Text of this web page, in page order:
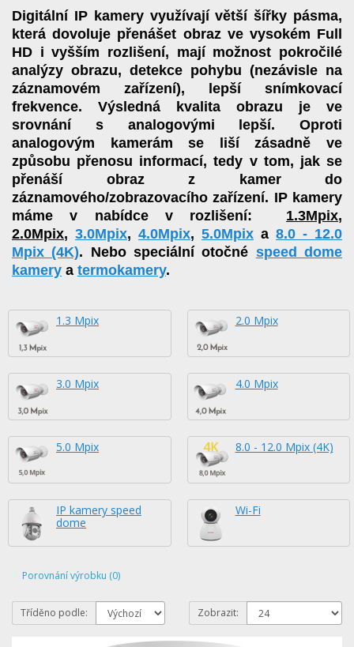
Digitální IP kamery využívají větší šířky pásma,
která dovoluje přenášet obraz ve vysokém Full
HD i vyšším rozlišení, mají možnost pokročilé
analýzy obrazu, detekce pohybu (nezávisle na
záznamovém zařízení), lepší snímkovací
frekvence. Výsledná kvalita obrazu je ve
srovnání s analogovými lepší. Oproti
analogovým kamerám se liší zásadně ve
způsobu přenosu informací, tedy v tom, jak se
přenáší obraz z kamer do
záznamového/zobrazovacího zařízení. IP kamery
máme v nabídce v rozlišení:
1.3Mpix,
2.0Mpix, 3.0Mpix, 4.0Mpix, 5.0Mpix a 8.0 - 12.0
Mpix (4K). Nebo speciální otočné speed dome
kamery a termokamery.
1.3 Mpix 2.0 Mpix
3.0 Mpix 4.0 Mpix
5.0 Mpix 8.0 - 12.0 Mpix (4K)
IP kamery speed
dome
Wi-Fi
Porovnání výrobku (0)
Tříděno podle: Zobrazit: